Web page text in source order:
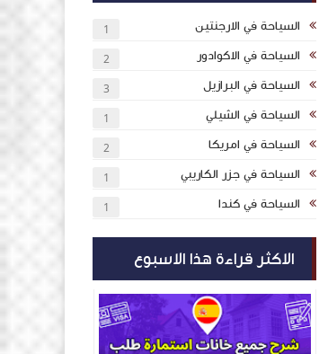
مدينة غابورون البوتسوانية من أعلى
السياحة في الارجنتين 1
السياحة في الاكوادور 2
السياحة في البرازيل 3
السياحة في الشيلي 1
السياحة في امريكا 2
السياحة في جزر الكاريبي 1
السياحة في كندا 1
الاكثر قراءة هذا الاسبوع